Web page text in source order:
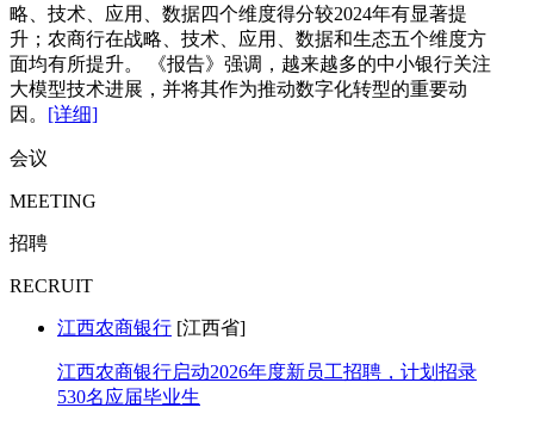
略、技术、应用、数据四个维度得分较2024年有显著提
升；农商行在战略、技术、应用、数据和生态五个维度方
面均有所提升。 《报告》强调，越来越多的中小银行关注
大模型技术进展，并将其作为推动数字化转型的重要动
因。 [详细]
会议
MEETING
招聘
RECRUIT
江西农商银行 [江西省]
江西农商银行启动2026年度新员工招聘，计划招录
530名应届毕业生